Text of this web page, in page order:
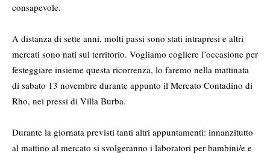
consapevole.
A distanza di sette anni, molti passi sono stati intrapresi e altri
mercati sono nati sul territorio. Vogliamo cogliere l’occasione per
festeggiare insieme questa ricorrenza, lo faremo nella mattinata
di sabato 13 novembre durante appunto il Mercato Contadino di
Rho, nei pressi di Villa Burba.
Durante la giornata previsti tanti altri appuntamenti: innanzitutto
al mattino al mercato si svolgeranno i laboratori per bambini/e e